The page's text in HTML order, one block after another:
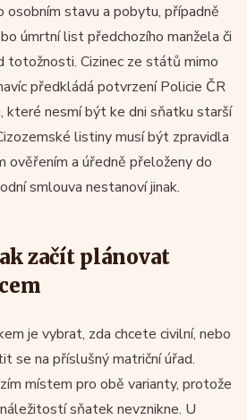
osobním stavu a pobytu, případně
úmrtní list předchozího manžela či
totožnosti. Cizinec ze států mimo
předkládá potvrzení Policie ČR
které nesmí být ke dni sňatku starší
listiny musí být zpravidla
ověřením a úředně přeloženy do
smlouva nestanoví jinak.
začít plánovat
je vybrat, zda chcete civilní, nebo
se na příslušný matriční úřad.
místem pro obě varianty, protože
sňatek nevznikne. U